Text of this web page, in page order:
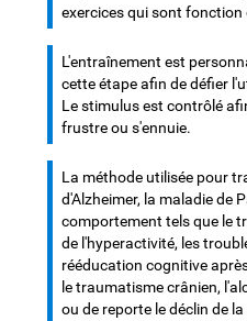
exercices qui sont fonction
L'entraînement est
cette étape afin de défier
Le stimulus est contrôlé
frustre ou s'ennuie.
La méthode utilisée pour
d'Alzheimer, la maladie de
comportement tels que le
de l'hyperactivité, les
rééducation cognitive
le traumatisme crânien,
ou de reporte le déclin de